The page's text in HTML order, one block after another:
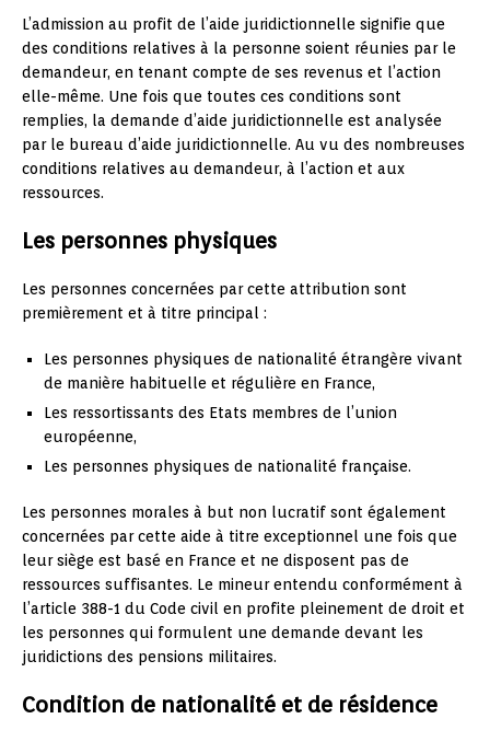
L’admission au profit de l’aide juridictionnelle signifie que
des conditions relatives à la personne soient réunies par le
demandeur, en tenant compte de ses revenus et l’action
elle-même. Une fois que toutes ces conditions sont
remplies, la demande d’aide juridictionnelle est analysée
par le bureau d’aide juridictionnelle. Au vu des nombreuses
conditions relatives au demandeur, à l’action et aux
ressources.
Les personnes physiques
Les personnes concernées par cette attribution sont
premièrement et à titre principal :
Les personnes physiques de nationalité étrangère vivant
de manière habituelle et régulière en France,
Les ressortissants des Etats membres de l’union
européenne,
Les personnes physiques de nationalité française.
Les personnes morales à but non lucratif sont également
concernées par cette aide à titre exceptionnel une fois que
leur siège est basé en France et ne disposent pas de
ressources suffisantes. Le mineur entendu conformément à
l’article 388-1 du Code civil en profite pleinement de droit et
les personnes qui formulent une demande devant les
juridictions des pensions militaires.
Condition de nationalité et de résidence